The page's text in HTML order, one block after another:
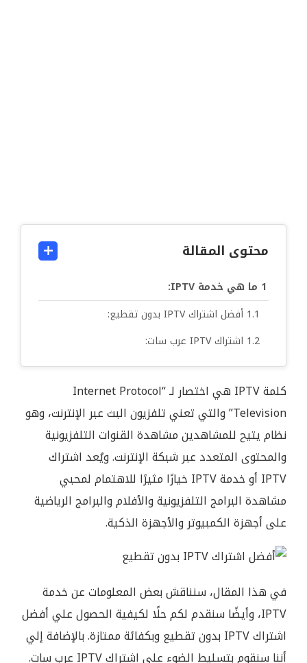
محتوى المقالة
ما هي خدمة IPTV:
أفضل اشتراك IPTV بدون تقطيع:
اشتراك IPTV عرب سات:
كلمة IPTV هي اختصار لـ “Internet Protocol
Television” والتي تعني تلفزيون البث عبر الإنترنت، وهو
نظام يتيح للمشاهدين مشاهدة القنوات التلفزيونية
والمحتوى المتعدد عبر شبكة الإنترنت. ويُعد اشتراك
IPTV أو خدمة IPTV خيارًا مثيرًا للاهتمام لمحبي
مشاهدة البرامج التلفزيونية والأفلام والبرامج الرياضية
على أجهزة الكمبيوتر والأجهزة الذكية.
في هذا المقال، سنناقش بعض المعلومات عن خدمة
IPTV، وأيضًا سنقدم لكم حلًا لكيفية الحصول علي أفضل
اشتراك IPTV بدون تقطيع وبكفائة ممتازة. بالإضافة إلي
أننا سنقوم بتسليط الضوء على اشتراك IPTV عرب سات.